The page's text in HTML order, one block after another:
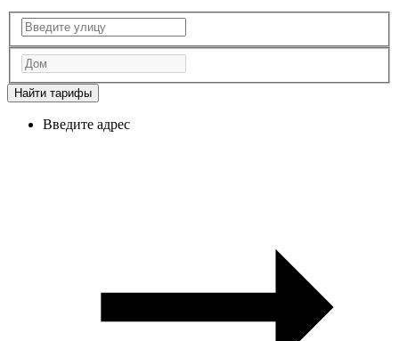
Найти тарифы
Введите адрес